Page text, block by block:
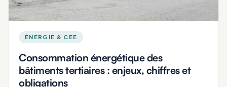
ÉNERGIE & CEE
Consommation énergétique des
bâtiments tertiaires : enjeux, chiffres et
obligations